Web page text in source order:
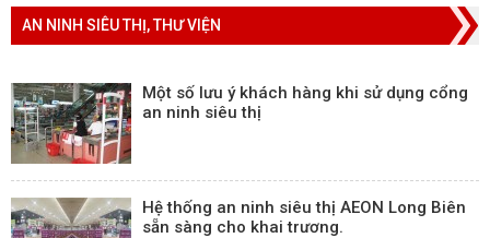
AN NINH SIÊU THỊ, THƯ VIỆN
Một số lưu ý khách hàng khi sử dụng cổng
an ninh siêu thị
Hệ thống an ninh siêu thị AEON Long Biên
sẵn sàng cho khai trương.